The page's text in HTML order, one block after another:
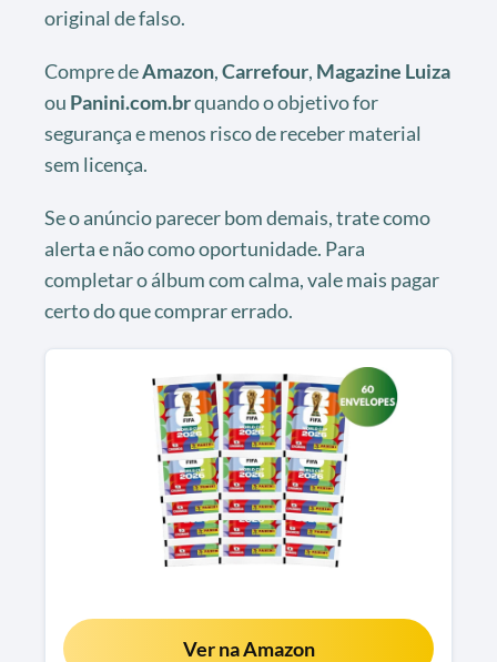
original de falso.
Compre deAmazon,Carrefour, Magazine Luiza
ou Panini.com.brquando o objetivo for
segurança e menos risco de receber material
sem licença.
Se o anúncio parecer bom demais, trate como
alerta e não como oportunidade. Para
completar o álbum com calma, vale mais pagar
certo do que comprar errado.
Ver na Amazon